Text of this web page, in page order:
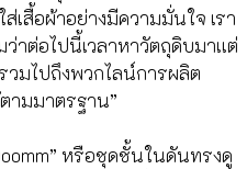
สื้อผ้าอย่างมีความมั่นใจ เรา
าต่อไปนี้เวลาหาวัตถุดิบมาเเต่
วมไปถึงพวกไลน์การผลิต
ามมาตรฐาน”
หรือชุดชั้นในดันทรงดู